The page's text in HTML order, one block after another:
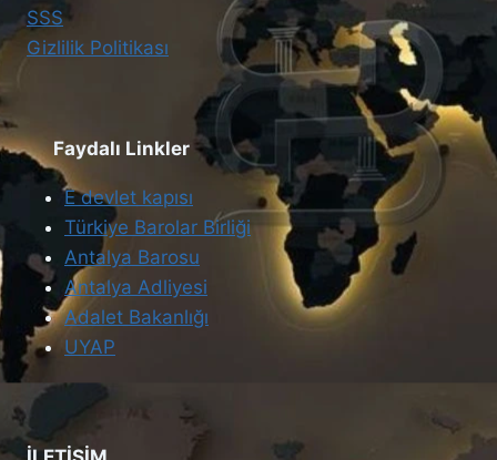
SSS
Gizlilik Politikası
Faydalı Linkler
E devlet kapısı
Türkiye Barolar Birliği
Antalya Barosu
Antalya Adliyesi
Adalet Bakanlığı
UYAP